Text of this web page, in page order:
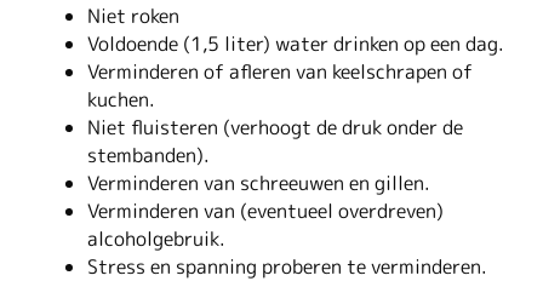
Niet roken
Voldoende (1,5 liter) water drinken op een dag.
Verminderen of afleren van keelschrapen of
kuchen.
Niet fluisteren (verhoogt de druk onder de
stembanden).
Verminderen van schreeuwen en gillen.
Verminderen van (eventueel overdreven)
alcoholgebruik.
Stress en spanning proberen te verminderen.